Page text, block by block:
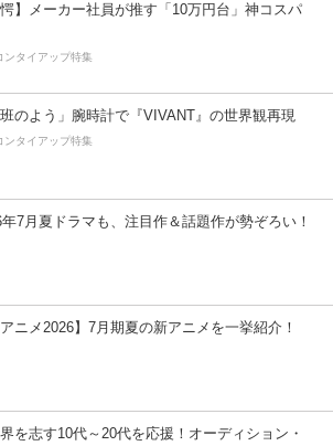
愕】メーカー社員が推す「10万円台」神コスパ
ンタイアップ特集
班のよう」腕時計で『VIVANT』の世界観再現
ンタイアップ特集
7月夏ドラマも、注目作＆話題作が勢ぞろい！
アニメ2026】7月期夏の新アニメを一挙紹介！
を志す10代～20代を応援！オーディション・